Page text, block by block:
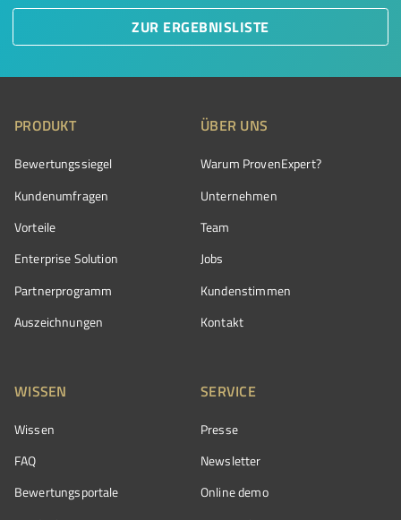
ZUR ERGEBNISLISTE
PRODUKT
Bewertungssiegel
Kundenumfragen
Vorteile
Enterprise Solution
Partnerprogramm
Auszeichnungen
ÜBER UNS
Warum ProvenExpert?
Unternehmen
Team
Jobs
Kundenstimmen
Kontakt
WISSEN
Wissen
FAQ
Bewertungsportale
SERVICE
Presse
Newsletter
Online demo